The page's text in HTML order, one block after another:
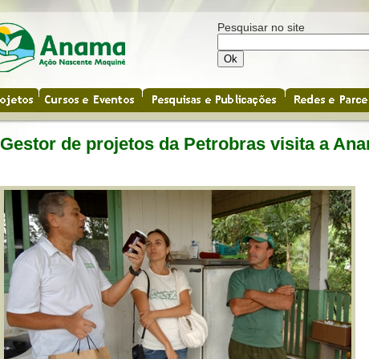
Pesquisar no site
Gestor de projetos da Petrobras visita a